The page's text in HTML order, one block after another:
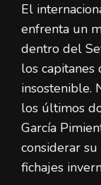
El
enfrenta un
dentro del
los capitanes
insostenible.
los últimos
García
considerar
fichajes